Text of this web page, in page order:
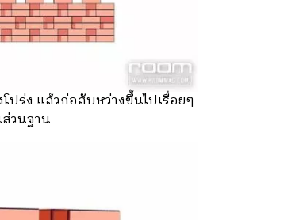
ร่ง แล้วก่อสับหว่างขึ้นไปเรื่อยๆ
วนฐาน